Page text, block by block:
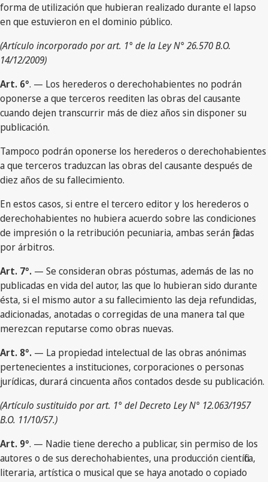
forma de utilización que hubieran realizado durante el lapso
en que estuvieron en el dominio público.
(Artículo incorporado por art. 1° de la Ley N° 26.570 B.O.
14/12/2009)
Art. 6°. — Los herederos o derechohabientes no podrán
oponerse a que terceros reediten las obras del causante
cuando dejen transcurrir más de diez años sin disponer su
publicación.
Tampoco podrán oponerse los herederos o derechohabientes
a que terceros traduzcan las obras del causante después de
diez años de su fallecimiento.
En estos casos, si entre el tercero editor y los herederos o
derechohabientes no hubiera acuerdo sobre las condiciones
de impresión o la retribución pecuniaria, ambas serán fijadas
por árbitros.
Art. 7°. — Se consideran obras póstumas, además de las no
publicadas en vida del autor, las que lo hubieran sido durante
ésta, si el mismo autor a su fallecimiento las deja refundidas,
adicionadas, anotadas o corregidas de una manera tal que
merezcan reputarse como obras nuevas.
Art. 8°. — La propiedad intelectual de las obras anónimas
pertenecientes a instituciones, corporaciones o personas
jurídicas, durará cincuenta años contados desde su publicación.
(Artículo sustituido por art. 1° del Decreto Ley N° 12.063/1957
B.O. 11/10/57.)
Art. 9°. — Nadie tiene derecho a publicar, sin permiso de los
autores o de sus derechohabientes, una producción científica,
literaria, artística o musical que se haya anotado o copiado